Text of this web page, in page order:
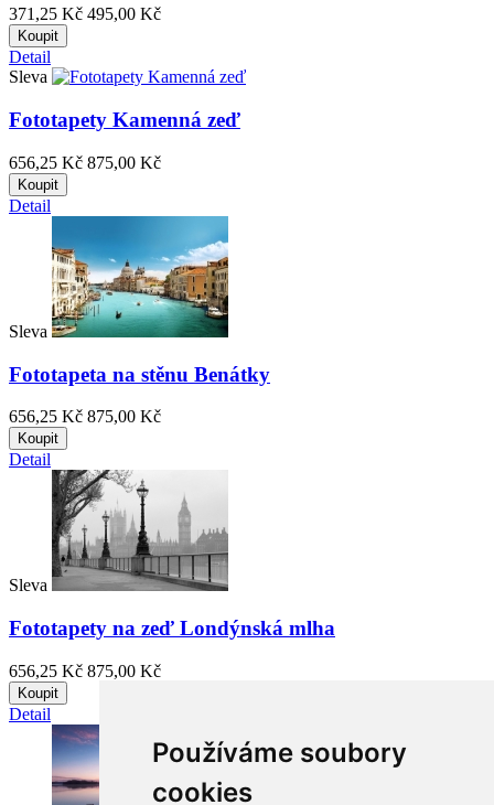
Používáme soubory
cookies
371,25 Kč 495,00 Kč
Koupit
Detail
Sleva
Fototapety Kamenná zeď
656,25 Kč 875,00 Kč
Koupit
Detail
Sleva
Fototapeta na stěnu Benátky
656,25 Kč 875,00 Kč
Koupit
Detail
Sleva
Fototapety na zeď Londýnská mlha
656,25 Kč 875,00 Kč
Koupit
Detail